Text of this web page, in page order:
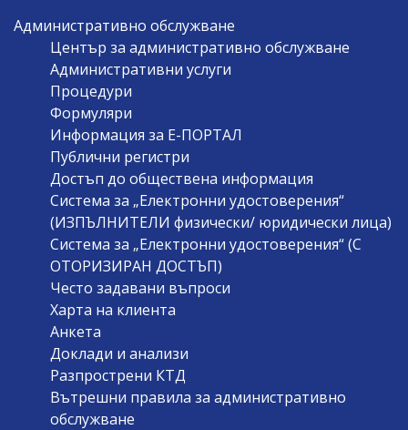
Административно обслужване
Център за административно обслужване
Административни услуги
Процедури
Формуляри
Информация за Е-ПОРТАЛ
Публични регистри
Достъп до обществена информация
Система за „Електронни удостоверения“
(ИЗПЪЛНИТЕЛИ физически/ юридически лица)
Система за „Електронни удостоверения“ (С
ОТОРИЗИРАН ДОСТЪП)
Често задавани въпроси
Харта на клиента
Анкета
Доклади и анализи
Разпрострени КТД
Вътрешни правила за административно
обслужване